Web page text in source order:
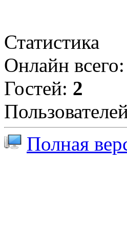
Статистика
Онлайн всего:
Гостей: 2
Полная